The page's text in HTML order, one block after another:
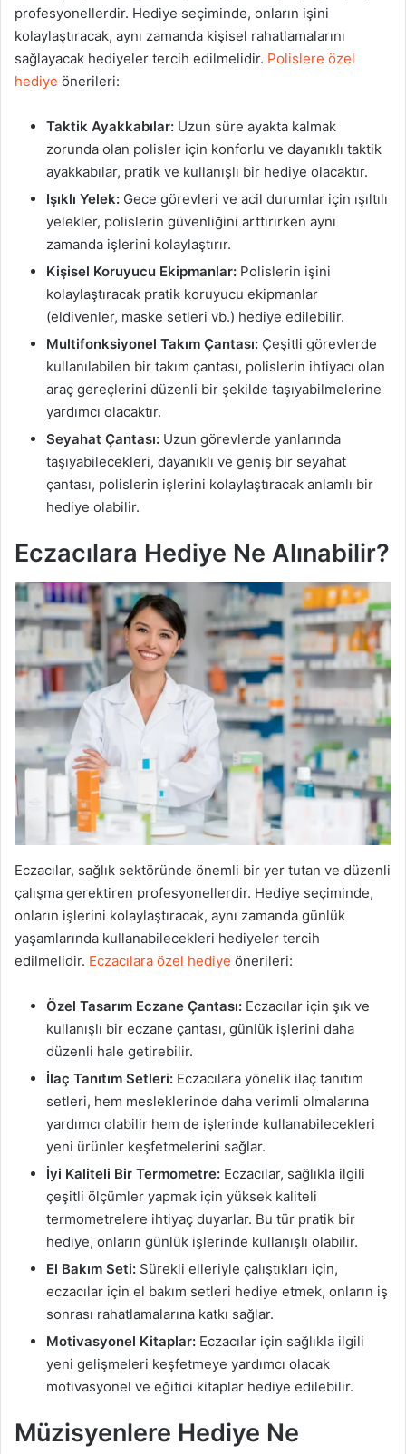
profesyonellerdir. Hediye seçiminde, onların işini
kolaylaştıracak, aynı zamanda kişisel rahatlamalarını
sağlayacak hediyeler tercih edilmelidir. Polislere özel
hediye önerileri:
Taktik Ayakkabılar: Uzun süre ayakta kalmak
zorunda olan polisler için konforlu ve dayanıklı taktik
ayakkabılar, pratik ve kullanışlı bir hediye olacaktır.
Işıklı Yelek: Gece görevleri ve acil durumlar için ışıltılı
yelekler, polislerin güvenliğini arttırırken aynı
zamanda işlerini kolaylaştırır.
Kişisel Koruyucu Ekipmanlar: Polislerin işini
kolaylaştıracak pratik koruyucu ekipmanlar
(eldivenler, maske setleri vb.) hediye edilebilir.
Multifonksiyonel Takım Çantası: Çeşitli görevlerde
kullanılabilen bir takım çantası, polislerin ihtiyacı olan
araç gereçlerini düzenli bir şekilde taşıyabilmelerine
yardımcı olacaktır.
Seyahat Çantası: Uzun görevlerde yanlarında
taşıyabilecekleri, dayanıklı ve geniş bir seyahat
çantası, polislerin işlerini kolaylaştıracak anlamlı bir
hediye olabilir.
Eczacılara Hediye Ne Alınabilir?
Eczacılar, sağlık sektöründe önemli bir yer tutan ve düzenli
çalışma gerektiren profesyonellerdir. Hediye seçiminde,
onların işlerini kolaylaştıracak, aynı zamanda günlük
yaşamlarında kullanabilecekleri hediyeler tercih
edilmelidir. Eczacılara özel hediye önerileri:
Özel Tasarım Eczane Çantası: Eczacılar için şık ve
kullanışlı bir eczane çantası, günlük işlerini daha
düzenli hale getirebilir.
İlaç Tanıtım Setleri: Eczacılara yönelik ilaç tanıtım
setleri, hem mesleklerinde daha verimli olmalarına
yardımcı olabilir hem de işlerinde kullanabilecekleri
yeni ürünler keşfetmelerini sağlar.
İyi Kaliteli Bir Termometre: Eczacılar, sağlıkla ilgili
çeşitli ölçümler yapmak için yüksek kaliteli
termometrelere ihtiyaç duyarlar. Bu tür pratik bir
hediye, onların günlük işlerinde kullanışlı olabilir.
El Bakım Seti: Sürekli elleriyle çalıştıkları için,
eczacılar için el bakım setleri hediye etmek, onların iş
sonrası rahatlamalarına katkı sağlar.
Motivasyonel Kitaplar: Eczacılar için sağlıkla ilgili
yeni gelişmeleri keşfetmeye yardımcı olacak
motivasyonel ve eğitici kitaplar hediye edilebilir.
Müzisyenlere Hediye Ne